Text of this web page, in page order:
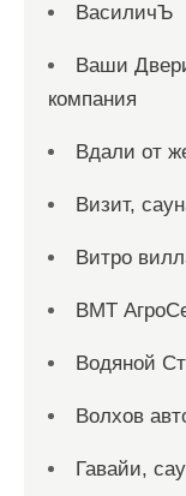
ВасиличЪ
Ваши
компания
Вдали от
Визит,
Витро
ВМТ
Водяной
Волхов
Гавайи,